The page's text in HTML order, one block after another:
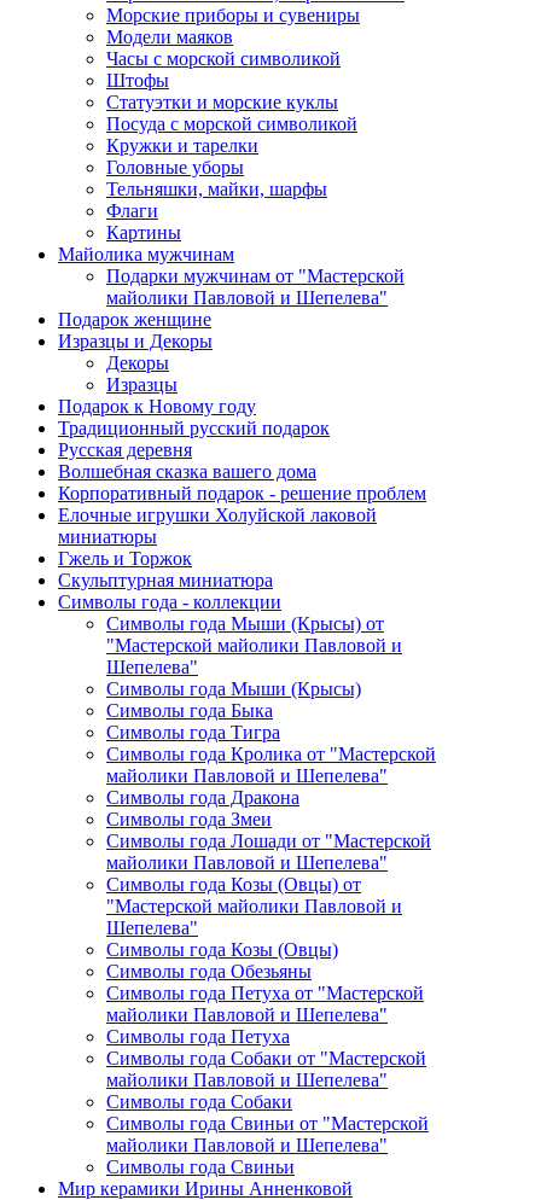
Морские приборы и сувениры
Модели маяков
Часы с морской символикой
Штофы
Статуэтки и морские куклы
Посуда с морской символикой
Кружки и тарелки
Головные уборы
Тельняшки, майки, шарфы
Флаги
Картины
Майолика мужчинам
Подарки мужчинам от "Мастерской
майолики Павловой и Шепелева"
Подарок женщине
Изразцы и Декоры
Декоры
Изразцы
Подарок к Новому году
Традиционный русский подарок
Русская деревня
Волшебная сказка вашего дома
Корпоративный подарок - решение проблем
Елочные игрушки Холуйской лаковой
миниатюры
Гжель и Торжок
Скульптурная миниатюра
Символы года - коллекции
Символы года Мыши (Крысы) от
"Мастерской майолики Павловой и
Шепелева"
Символы года Мыши (Крысы)
Символы года Быка
Символы года Тигра
Символы года Кролика от "Мастерской
майолики Павловой и Шепелева"
Символы года Дракона
Символы года Змеи
Символы года Лошади от "Мастерской
майолики Павловой и Шепелева"
Символы года Козы (Овцы) от
"Мастерской майолики Павловой и
Шепелева"
Символы года Козы (Овцы)
Символы года Обезьяны
Символы года Петуха от "Мастерской
майолики Павловой и Шепелева"
Символы года Петуха
Символы года Собаки от "Мастерской
майолики Павловой и Шепелева"
Символы года Собаки
Символы года Свиньи от "Мастерской
майолики Павловой и Шепелева"
Символы года Свиньи
Мир керамики Ирины Анненковой